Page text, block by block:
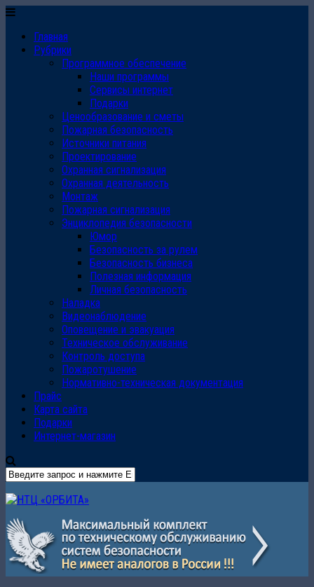
Главная
Рубрики
Программное обеспечение
Наши программы
Сервисы интернет
Подарки
Ценообразование и сметы
Пожарная безопасность
Источники питания
Проектирование
Охранная сигнализация
Охранная деятельность
Монтаж
Пожарная сигнализация
Энциклопедия безопасности
Юмор
Безопасность за рулем
Безопасность бизнеса
Полезная информация
Личная безопасность
Наладка
Видеонаблюдение
Оповещение и эвакуация
Техническое обслуживание
Контроль доступа
Пожаротушение
Нормативно-техническая документация
Прайс
Карта сайта
Подарки
Интернет-магазин